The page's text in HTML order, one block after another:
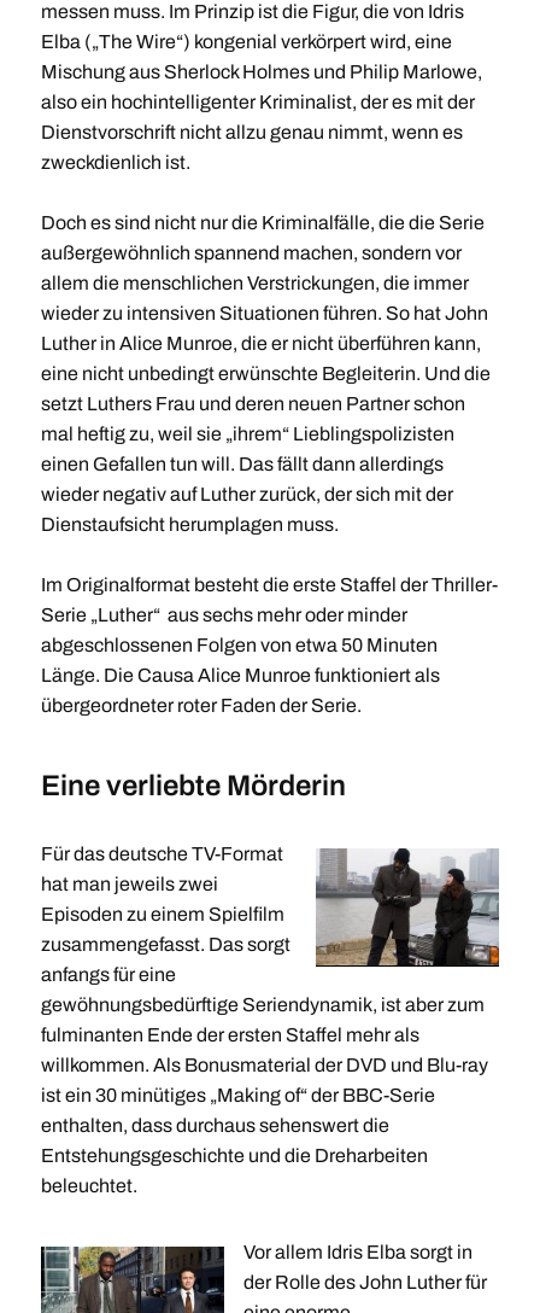
messen muss. Im Prinzip ist die Figur, die von Idris
Elba („The Wire“) kongenial verkörpert wird, eine
Mischung aus Sherlock Holmes und Philip Marlowe,
also ein hochintelligenter Kriminalist, der es mit der
Dienstvorschrift nicht allzu genau nimmt, wenn es
zweckdienlich ist.
Doch es sind nicht nur die Kriminalfälle, die die Serie
außergewöhnlich spannend machen, sondern vor
allem die menschlichen Verstrickungen, die immer
wieder zu intensiven Situationen führen. So hat John
Luther in Alice Munroe, die er nicht überführen kann,
eine nicht unbedingt erwünschte Begleiterin. Und die
setzt Luthers Frau und deren neuen Partner schon
mal heftig zu, weil sie „ihrem“ Lieblingspolizisten
einen Gefallen tun will. Das fällt dann allerdings
wieder negativ auf Luther zurück, der sich mit der
Dienstaufsicht herumplagen muss.
Im Originalformat besteht die erste Staffel der Thriller-
Serie „Luther“ aus sechs mehr oder minder
abgeschlossenen Folgen von etwa 50 Minuten
Länge. Die Causa Alice Munroe funktioniert als
übergeordneter roter Faden der Serie.
Eine verliebte Mörderin
Für das deutsche TV-Format
hat man jeweils zwei
Episoden zu einem Spielfilm
zusammengefasst. Das sorgt
anfangs für eine
gewöhnungsbedürftige Seriendynamik, ist aber zum
fulminanten Ende der ersten Staffel mehr als
willkommen. Als Bonusmaterial der DVD und Blu-ray
ist ein 30 minütiges „Making of“ der BBC-Serie
enthalten, dass durchaus sehenswert die
Entstehungsgeschichte und die Dreharbeiten
beleuchtet.
Vor allem Idris Elba sorgt in
der Rolle des John Luther für